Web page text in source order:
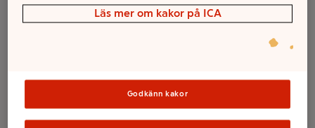
Bull 8-p Triumf
Glass
Varumärke
Läs mer om kakor på ICA
Godkänn kakor